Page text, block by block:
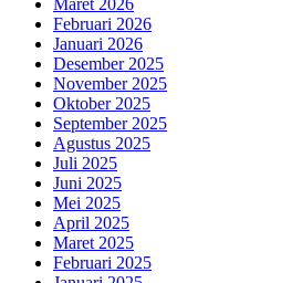
Februari 2026
Januari 2026
Desember 2025
November 2025
Oktober 2025
September 2025
Agustus 2025
Juli 2025
Juni 2025
Mei 2025
April 2025
Maret 2025
Februari 2025